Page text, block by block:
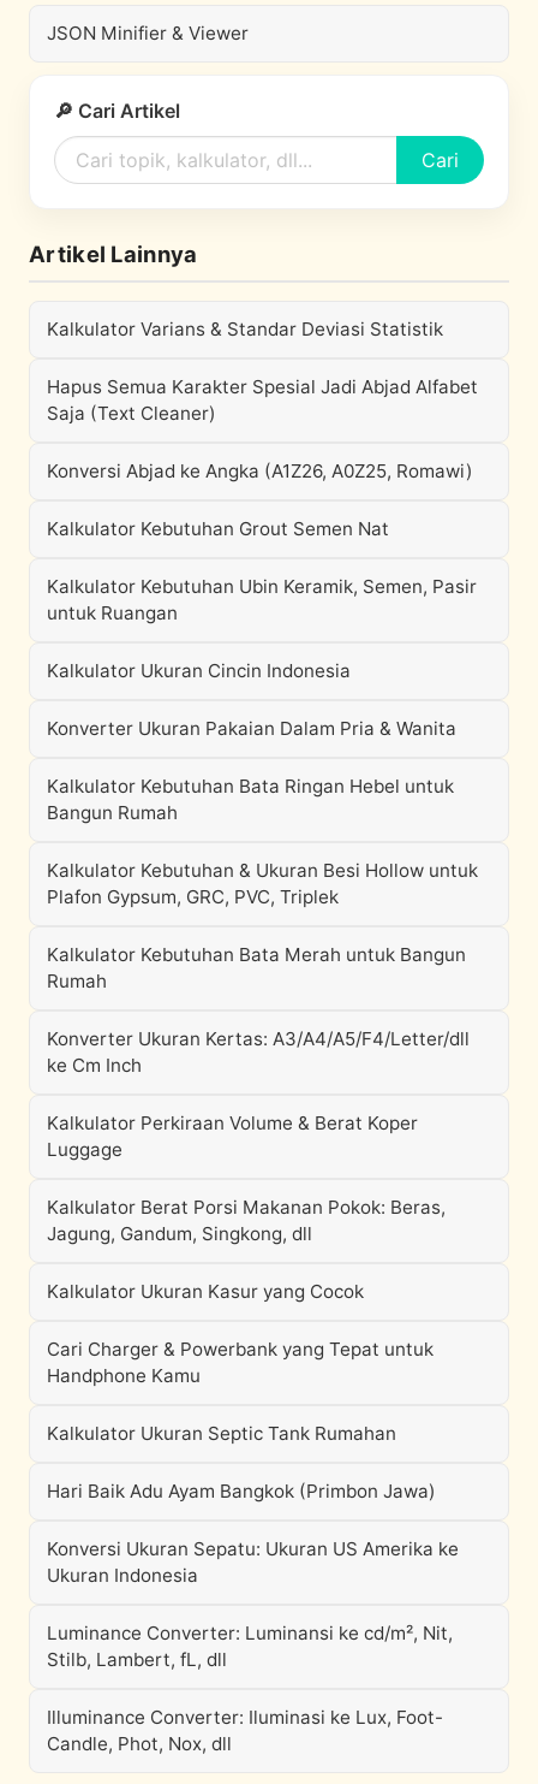
JSON Minifier & Viewer
🔎 Cari Artikel
Cari
Artikel Lainnya
Kalkulator Varians & Standar Deviasi Statistik
Hapus Semua Karakter Spesial Jadi Abjad Alfabet
Saja (Text Cleaner)
Konversi Abjad ke Angka (A1Z26, A0Z25, Romawi)
Kalkulator Kebutuhan Grout Semen Nat
Kalkulator Kebutuhan Ubin Keramik, Semen, Pasir
untuk Ruangan
Kalkulator Ukuran Cincin Indonesia
Konverter Ukuran Pakaian Dalam Pria & Wanita
Kalkulator Kebutuhan Bata Ringan Hebel untuk
Bangun Rumah
Kalkulator Kebutuhan & Ukuran Besi Hollow untuk
Plafon Gypsum, GRC, PVC, Triplek
Kalkulator Kebutuhan Bata Merah untuk Bangun
Rumah
Konverter Ukuran Kertas: A3/A4/A5/F4/Letter/dll
ke Cm Inch
Kalkulator Perkiraan Volume & Berat Koper
Luggage
Kalkulator Berat Porsi Makanan Pokok: Beras,
Jagung, Gandum, Singkong, dll
Kalkulator Ukuran Kasur yang Cocok
Cari Charger & Powerbank yang Tepat untuk
Handphone Kamu
Kalkulator Ukuran Septic Tank Rumahan
Hari Baik Adu Ayam Bangkok (Primbon Jawa)
Konversi Ukuran Sepatu: Ukuran US Amerika ke
Ukuran Indonesia
Luminance Converter: Luminansi ke cd/m², Nit,
Stilb, Lambert, fL, dll
Illuminance Converter: Iluminasi ke Lux, Foot-
Candle, Phot, Nox, dll